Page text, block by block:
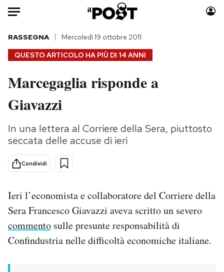
Auto
HOME
Italia
Politica
Tecnologia
Internet
Scienza
Cultura
Sport
Moda
Storie/Idee
Ok Boomer!
Mondiali calcio 2026
PODCAST
QUESTO ARTICOLO HA PIÙ DI 14 ANNI
RASSEGNA Mercoledì 19 ottobre 2011
Marcegaglia risponde a
Giavazzi
In una lettera al Corriere della Sera, piuttosto
seccata delle accuse di ieri
Condividi
Ieri l’economista e collaboratore del Corriere della
Sera Francesco Giavazzi aveva scritto un severo
commento sulle presunte responsabilità di
Confindustria nelle difficoltà economiche italiane.